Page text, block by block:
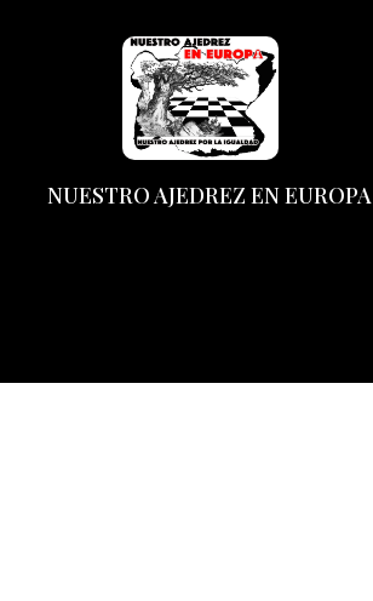
NUESTRO AJEDREZ EN EUROPA